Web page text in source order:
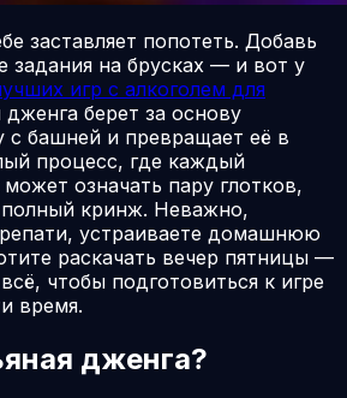
заставляет попотеть. Добавь
задания на брусках — и вот у
игр с алкоголем для
дженга берет за основу
с башней и превращает её в
процесс, где каждый
означать пару глотков,
кринж. Неважно,
устраиваете домашнюю
раскачать вечер пятницы —
чтобы подготовиться к игре
время.
дженга?